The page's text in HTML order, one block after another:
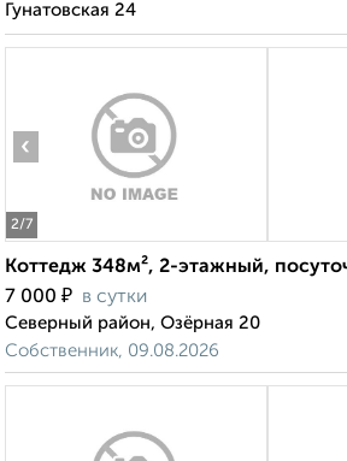
Гунатовская 24
2/7
‹
Коттедж 348м², 2-этажный,
7 000 ₽ в сутки
Северный район, Озёрная 20
Собственник, 09.08.2026